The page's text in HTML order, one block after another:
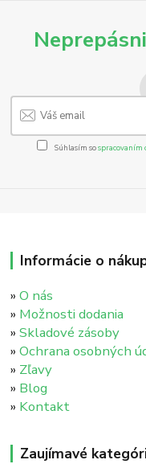
Súhlasím sospracovaním
Informácie o
»O nás
» Možnosti dodania
»Skladové zásoby
»Ochrana osobných
» Zľavy
» Blog
» Kontakt
Zaujímavé